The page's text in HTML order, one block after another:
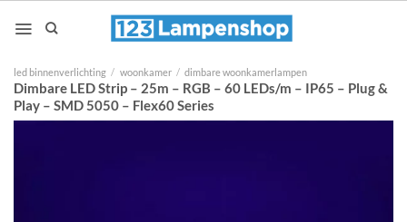
naar
led binnenverlichting / woonkamer / dimbare woonkamerlampen
Dimbare LED Strip – 25m – RGB – 60 LEDs/m – IP65 – Plug &
Play – SMD 5050 – Flex60 Series